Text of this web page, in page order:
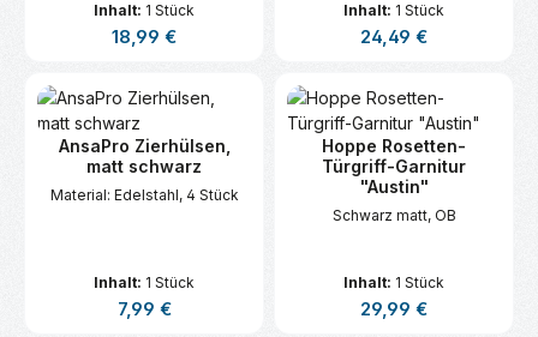
Inhalt: 1 Stück
Regulärer Preis:
18,99 €
Inhalt: 1 Stück
Regulärer Preis:
24,49 €
AnsaPro Zierhülsen,
matt schwarz
Material: Edelstahl, 4 Stück
Inhalt: 1 Stück
Regulärer Preis:
7,99 €
Hoppe Rosetten-
Türgriff-Garnitur
"Austin"
Schwarz matt, OB
Inhalt: 1 Stück
Regulärer Preis:
29,99 €